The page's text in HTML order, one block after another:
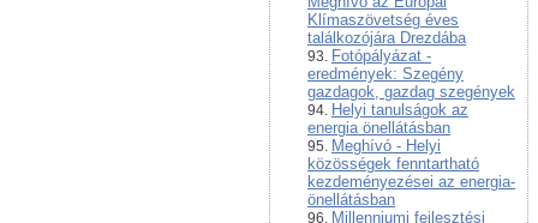
Klímaszövetség éves
találkozójára Drezdába
Fotópályázat -
eredmények: Szegény
gazdagok, gazdag szegények
Helyi tanulságok az
energia önellátásban
Meghívó - Helyi
közösségek fenntartható
kezdeményezései az energia-
önellátásban
Millenniumi fejlesztési